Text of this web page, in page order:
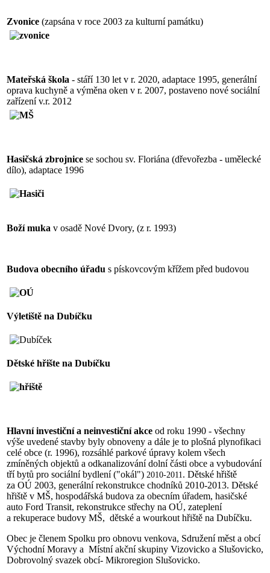
Zvonice (zapsána v roce 2003 za kulturní památku)
Mateřská škola - stáří 130 let v r. 2020, adaptace 1995, generální
oprava kuchyně a výměna oken v r. 2007, postaveno nové sociální
zařízení v.r. 2012
Hasičská zbrojnice se sochou sv. Floriána (dřevořezba - umělecké
dílo), adaptace 1996
Boží muka v osadě Nové Dvory, (z r. 1993)
Budova obecního úřadu s pískovcovým křížem před budovou
Výletiště na Dubíčku
Dětské hřište na Dubíčku
Hlavní investiční a neinvestiční akce od roku 1990 - všechny
výše uvedené stavby byly obnoveny a dále je to plošná plynofikaci
celé obce (r. 1996), rozsáhlé parkové úpravy kolem všech
zmíněných objektů a odkanalizování dolní části obce a vybudování
tří bytů pro sociální bydlení ("okál") 2010-2011 . Dětské hřiště
za OÚ 2003, generální rekonstrukce chodníků 2010-2013. Dětské
hřiště v MŠ, hospodářská budova za obecním úřadem, hasičské
auto Ford Transit, rekonstrukce střechy na OÚ, zateplení
a rekuperace budovy MŠ, dětské a wourkout hřiště na Dubíčku.
Obec je členem Spolku pro obnovu venkova, Sdružení měst a obcí
Východní Moravy a Místní akční skupiny Vizovicko a Slušovicko,
Dobrovolný svazek obcí- Mikroregion Slušovicko.